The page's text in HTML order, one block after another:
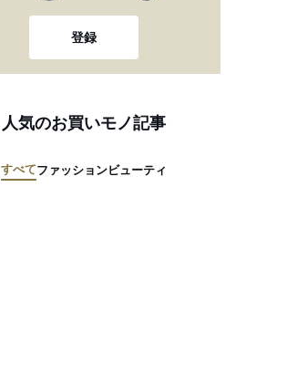
登録
人気のお買いモノ記事
すべてファッションビューティ